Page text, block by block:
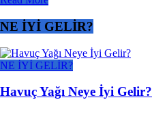
NE İYİ GELİR?
NE İYİ GELİR?
Havuç Yağı Neye İyi Gelir?